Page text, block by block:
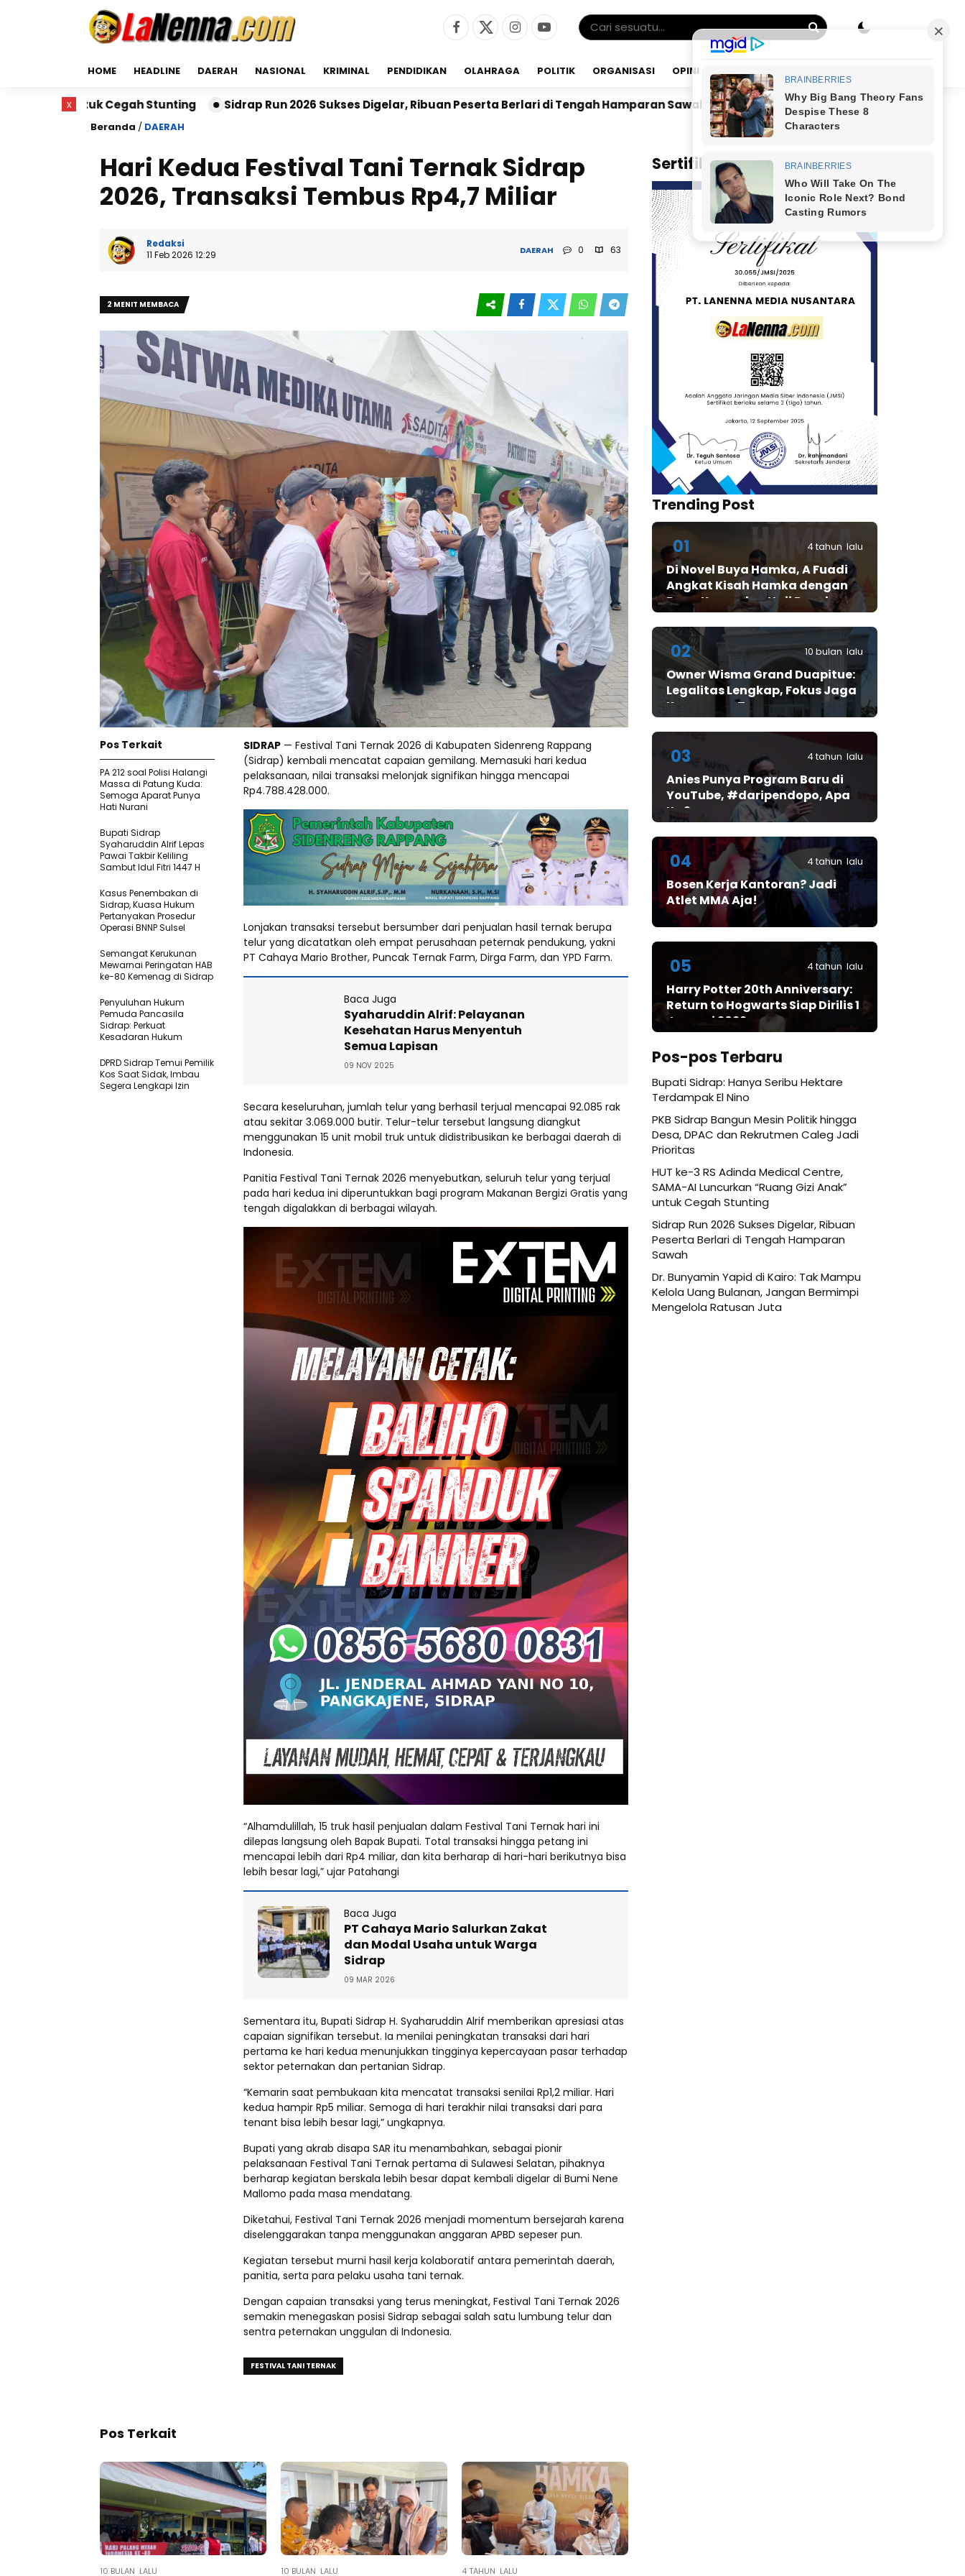
HOME HEADLINE DAERAH NASIONAL KRIMINAL PENDIDIKAN OLAHRAGA POLITIK ORGANISASI OPINI
Sidrap Run 2026 Sukses Digelar, Ribuan Peserta Berlari di Tengah Hamparan Sawah Dr. Bunyamin Yapid di Kairo: Tak Mampu Kelola Uang
Beranda / DAERAH
Hari Kedua Festival Tani Ternak Sidrap
2026, Transaksi Tembus Rp4,7 Miliar
Redaksi
11 Feb 2026 12:29
DAERAH 0 63
2 MENIT MEMBACA
SIDRAP — Festival Tani Ternak 2026 di Kabupaten Sidenreng Rappang
(Sidrap) kembali mencatat capaian gemilang. Memasuki hari kedua
pelaksanaan, nilai transaksi melonjak signifikan hingga mencapai
Rp4.788.428.000.
Lonjakan transaksi tersebut bersumber dari penjualan hasil ternak berupa
telur yang dicatatkan oleh empat perusahaan peternak pendukung, yakni
PT Cahaya Mario Brother, Puncak Ternak Farm, Dirga Farm, dan YPD Farm.
Baca Juga
Syaharuddin Alrif: Pelayanan
Kesehatan Harus Menyentuh
Semua Lapisan
09 NOV 2025
Secara keseluruhan, jumlah telur yang berhasil terjual mencapai 92.085 rak
atau sekitar 3.069.000 butir. Telur-telur tersebut langsung diangkut
menggunakan 15 unit mobil truk untuk didistribusikan ke berbagai daerah di
Indonesia.
Panitia Festival Tani Ternak 2026 menyebutkan, seluruh telur yang terjual
pada hari kedua ini diperuntukkan bagi program Makanan Bergizi Gratis yang
tengah digalakkan di berbagai wilayah.
“Alhamdulillah, 15 truk hasil penjualan dalam Festival Tani Ternak hari ini
dilepas langsung oleh Bapak Bupati. Total transaksi hingga petang ini
mencapai lebih dari Rp4 miliar, dan kita berharap di hari-hari berikutnya bisa
lebih besar lagi,” ujar Patahangi
Baca Juga
PT Cahaya Mario Salurkan Zakat
dan Modal Usaha untuk Warga
Sidrap
09 MAR 2026
Sementara itu, Bupati Sidrap H. Syaharuddin Alrif memberikan apresiasi atas
capaian signifikan tersebut. Ia menilai peningkatan transaksi dari hari
pertama ke hari kedua menunjukkan tingginya kepercayaan pasar terhadap
sektor peternakan dan pertanian Sidrap.
“Kemarin saat pembukaan kita mencatat transaksi senilai Rp1,2 miliar. Hari
kedua hampir Rp5 miliar. Semoga di hari terakhir nilai transaksi dari para
tenant bisa lebih besar lagi,” ungkapnya.
Bupati yang akrab disapa SAR itu menambahkan, sebagai pionir
pelaksanaan Festival Tani Ternak pertama di Sulawesi Selatan, pihaknya
berharap kegiatan berskala lebih besar dapat kembali digelar di Bumi Nene
Mallomo pada masa mendatang.
Diketahui, Festival Tani Ternak 2026 menjadi momentum bersejarah karena
diselenggarakan tanpa menggunakan anggaran APBD sepeser pun.
Kegiatan tersebut murni hasil kerja kolaboratif antara pemerintah daerah,
panitia, serta para pelaku usaha tani ternak.
Dengan capaian transaksi yang terus meningkat, Festival Tani Ternak 2026
semakin menegaskan posisi Sidrap sebagai salah satu lumbung telur dan
sentra peternakan unggulan di Indonesia.
FESTIVAL TANI TERNAK
Pos Terkait
PA 212 soal Polisi Halangi
Massa di Patung Kuda:
Semoga Aparat Punya
Hati Nurani
Bupati Sidrap
Syaharuddin Alrif Lepas
Pawai Takbir Keliling
Sambut Idul Fitri 1447 H
Kasus Penembakan di
Sidrap, Kuasa Hukum
Pertanyakan Prosedur
Operasi BNNP Sulsel
Semangat Kerukunan
Mewarnai Peringatan HAB
ke-80 Kemenag di Sidrap
Penyuluhan Hukum
Pemuda Pancasila
Sidrap: Perkuat
Kesadaran Hukum
DPRD Sidrap Temui Pemilik
Kos Saat Sidak, Imbau
Segera Lengkapi Izin
Pos Terkait
10 BULAN LALU 10 BULAN LALU 4 TAHUN LALU
Sertifikat JMSI
Trending Post
01 4 tahun lalu
Di Novel Buya Hamka, A Fuadi
Angkat Kisah Hamka dengan
Bung Karno dan Haji Rasul
02 10 bulan lalu
Owner Wisma Grand Duapitue:
Legalitas Lengkap, Fokus Jaga
Keamanan Tamu
03 4 tahun lalu
Anies Punya Program Baru di
YouTube, #daripendopo, Apa
Itu?
04 4 tahun lalu
Bosen Kerja Kantoran? Jadi
Atlet MMA Aja!
05 4 tahun lalu
Harry Potter 20th Anniversary:
Return to Hogwarts Siap Dirilis 1
Januari 2022
Pos-pos Terbaru
Bupati Sidrap: Hanya Seribu Hektare
Terdampak El Nino
PKB Sidrap Bangun Mesin Politik hingga
Desa, DPAC dan Rekrutmen Caleg Jadi
Prioritas
HUT ke-3 RS Adinda Medical Centre,
SAMA-AI Luncurkan “Ruang Gizi Anak”
untuk Cegah Stunting
Sidrap Run 2026 Sukses Digelar, Ribuan
Peserta Berlari di Tengah Hamparan
Sawah
Dr. Bunyamin Yapid di Kairo: Tak Mampu
Kelola Uang Bulanan, Jangan Bermimpi
Mengelola Ratusan Juta
x x